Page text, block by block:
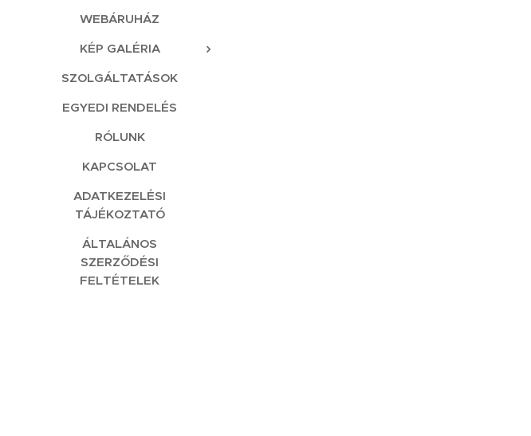
WEBÁRUHÁZ
KÉP GALÉRIA
SZOLGÁLTATÁSOK
EGYEDI RENDELÉS
RÓLUNK
KAPCSOLAT
ADATKEZELÉSI
TÁJÉKOZTATÓ
ÁLTALÁNOS
SZERZŐDÉSI
FELTÉTELEK